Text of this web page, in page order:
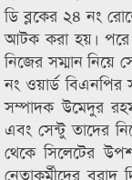
ডি ব্লকের ২৪ নং
আটক করা হয়। পরে
নিজের সম্মান নিয়ে
নং ওয়ার্ড
সম্পাদক উমেদুর
এবং সেন্টু তাদের
থেকে সিলেটের
নেতাকর্মীদের